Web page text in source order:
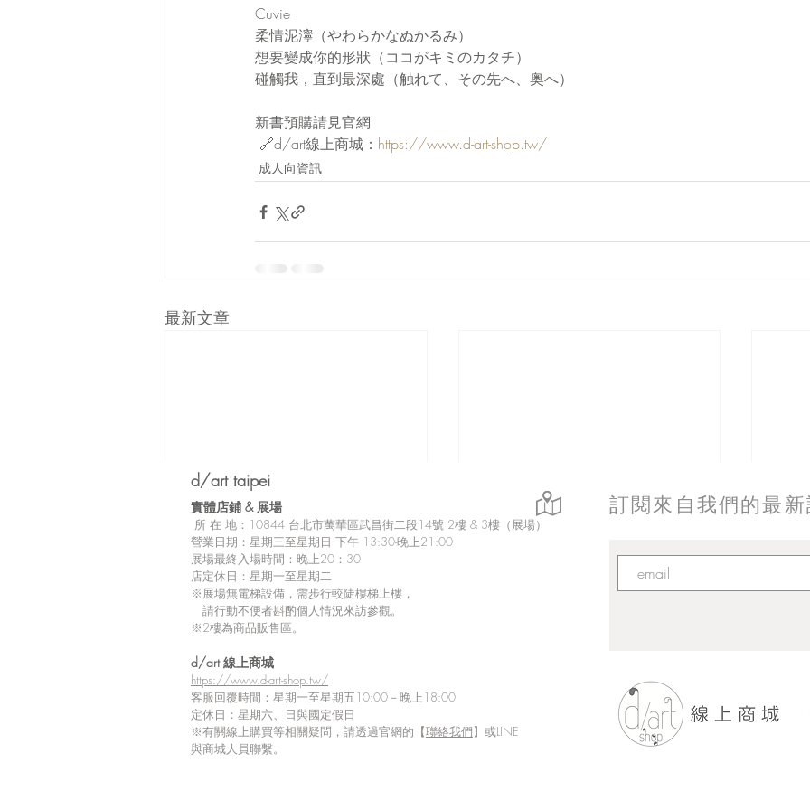
Cuvie
柔情泥濘（やわらかなぬかるみ）
想要變成你的形狀（ココがキミのカタチ）
碰觸我，直到最深處（触れて、その先へ、奥へ）
新書預購請見官網
🔗d/art線上商城： https://www.d-art-shop.tw/
成人向資訊
最新文章
撰寫留言......
訂閱來自我們的最
d/art taipei
實體店鋪 & 展場
所 在 地：10844 台北市萬華區武昌街二段14號 2樓 & 3樓（展場）
營業日期：星期三至星期日 下午 13:30-晚上21:00
展場最終入場時間：晚上20：30
店定休日：星期一至星期二
※展場無電梯設備，需步行較陡樓梯上樓，
請行動不便者斟酌個人情況來訪參觀。
※2樓為商品販售區。
d/art 線上商城
https://www.d-art-shop.tw/
客服回覆時間：星期一至星期五10:00－晚上18:00
定休日：星期六、日與國定假日
※有關線上購買等相關疑問，請透過官網的【聯絡我們】或LINE
與商城人員聯繫。